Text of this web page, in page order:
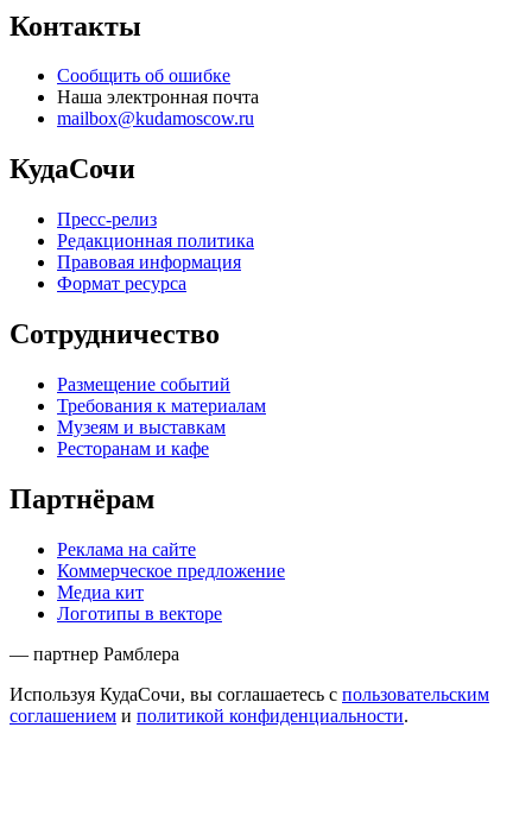
Контакты
Сообщить об ошибке
Наша электронная почта
mailbox@kudamoscow.ru
КудаСочи
Пресс-релиз
Редакционная политика
Правовая информация
Формат ресурса
Сотрудничество
Размещение событий
Требования к материалам
Музеям и выставкам
Ресторанам и кафе
Партнёрам
Реклама на сайте
Коммерческое предложение
Медиа кит
Логотипы в векторе
— партнер Рамблера
Используя КудаСочи, вы соглашаетесь с пользовательским
соглашением и политикой конфиденциальности.